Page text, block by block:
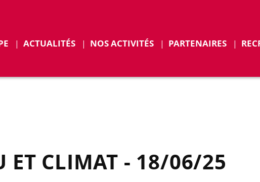
Déplier
ACTUALITÉS NOS ACTIVITÉS Déplier
PARTENAIRES
ET CLIMAT - 18/06/25